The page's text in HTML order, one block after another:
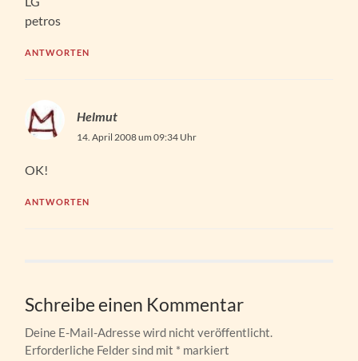
petros
ANTWORTEN
Helmut
14. April 2008 um 09:34 Uhr
OK!
ANTWORTEN
Schreibe einen Kommentar
Deine E-Mail-Adresse wird nicht veröffentlicht.
Erforderliche Felder sind mit * markiert